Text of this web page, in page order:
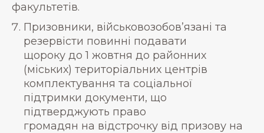
факультетів.
Призовники, військовозобов’язані та
резервісти повинні подавати
щороку до 1 жовтня до районних
(міських) територіальних центрів
комплектування та соціальної
підтримки документи, що
підтверджують право
громадян на відстрочку від призову на